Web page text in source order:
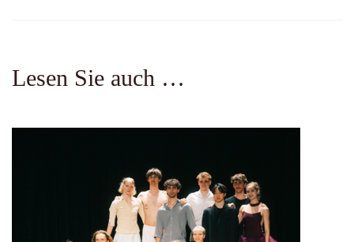
Lesen Sie auch …